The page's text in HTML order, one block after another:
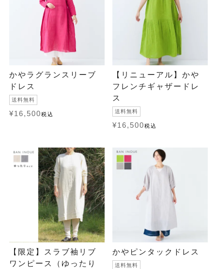
かやラグランスリーブ
ドレス
送料無料
¥16,500税込
【リニューアル】かや
フレンチギャザードレ
ス
送料無料
¥16,500税込
【限定】スラブ袖リブ
ワンピース（ゆったり
かやピンタックドレス
送料無料